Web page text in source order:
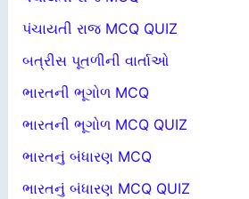
પંચાયતી રાજ MCQ QUIZ
બત્રીસ પૂતળીની વાર્તાઓ
ભારતની ભૂગોળ MCQ
ભારતની ભૂગોળ MCQ QUIZ
ભારતનું બંધારણ MCQ
ભારતનું બંધારણ MCQ QUIZ